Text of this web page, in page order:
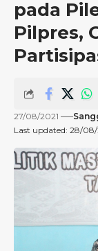
pada
Pilpres,
Last updated: 28/08/
27/08/2021